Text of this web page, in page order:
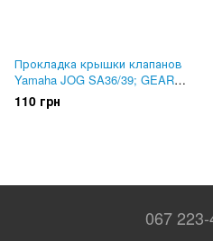
Прокладка крышки клапанов
Yamaha JOG SA36/39; GEAR
UA06; VINO SA26; VOX.
Оригинал 93211-18800
110 грн
067